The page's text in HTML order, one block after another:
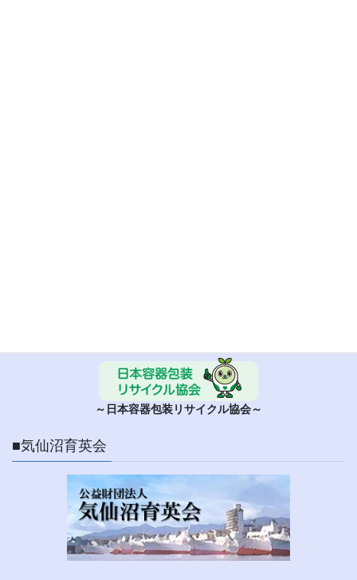
～日本容器包装リサイクル協会～
■気仙沼育英会